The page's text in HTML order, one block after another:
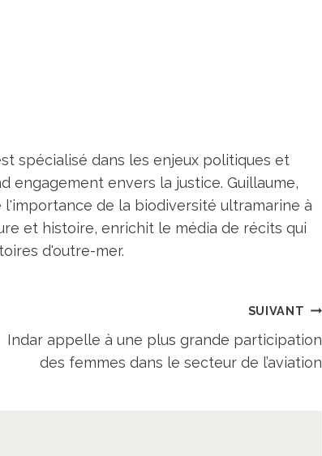
spécialisé dans les enjeux politiques et
engagement envers la justice. Guillaume,
de la biodiversité ultramarine à
et histoire, enrichit le média de récits qui
d'outre-mer.
SUIVANT
Indar appelle à une plus grande participation
des femmes dans le secteur de l’aviation